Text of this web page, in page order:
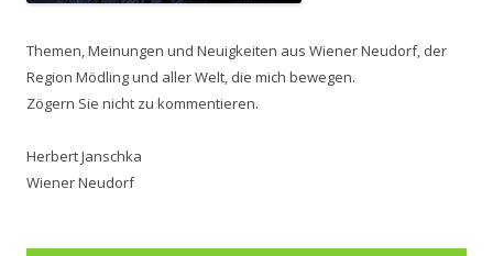
Themen, Meinungen und Neuigkeiten aus Wiener Neudorf, der
Region Mödling und aller Welt, die mich bewegen.
Zögern Sie nicht zu kommentieren.
Herbert Janschka
Wiener Neudorf